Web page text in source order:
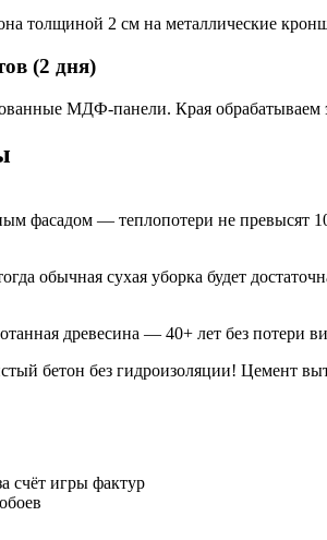
толщиной 2 см на металлические
(2 дня)
МДФ-панели. Края обрабатываем
фасадом — теплопотери не превысят
обычная сухая уборка будет
древесина — 40+ лет без потери
бетон без гидроизоляции! Цемент
счёт игры фактур